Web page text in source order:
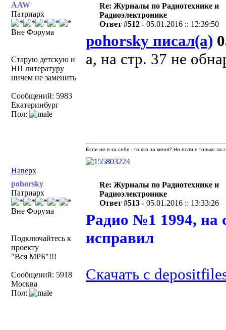
AAW
Патриарх
Вне Форума
Старую детскую и
НП литературу
ничем не заменить
Сообщений: 5983
Екатеринбург
Пол:
Re: Журналы по Радиотехнике и
Радиоэлектронике
Ответ #512 -05.01.2016 :: 12:39:50
pohorsky писал(а)
а, на стр. 37 не
Наверх
Если не я за себя - то кто за меня? Но если я только
pohorsky
Патриарх
Вне Форума
Подключайтесь к
проекту
"Вся МРБ"!!!
Сообщений: 5918
Москва
Пол:
Re: Журналы по Радиотехнике и
Радиоэлектронике
Ответ #513 -05.01.2016 :: 13:33:26
Радио №1 1994, на
исправил
Скачать с